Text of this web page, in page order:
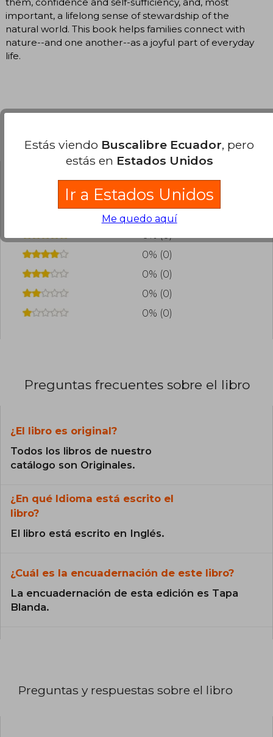
important, a lifelong sense of stewardship of the
natural world. This book helps families connect with
nature--and one another--as a joyful part of everyday
life.
Opiniones del libro
¿Leíste este libro? Inicia sesión para poder
agregar tu propia evaluación .
0% (0)
0% (0)
0% (0)
0% (0)
0% (0)
Preguntas frecuentes sobre el libro
¿El libro es original?
Todos los libros de nuestro
catálogo son Originales.
¿En qué Idioma está escrito el
libro?
El libro está escrito en Inglés.
¿Cuál es la encuadernación de este libro?
La encuadernación de esta edición es Tapa
Blanda.
Preguntas y respuestas sobre el libro
Estás viendo Buscalibre Ecuador, pero
estás en Estados Unidos
Ir a Estados Unidos
Me quedo aquí